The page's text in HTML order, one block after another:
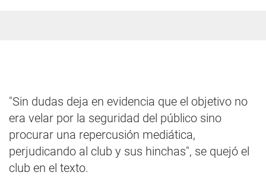
"Sin dudas deja en evidencia que el objetivo no
era velar por la seguridad del público sino
procurar una repercusión mediática,
perjudicando al club y sus hinchas", se quejó el
club en el texto.